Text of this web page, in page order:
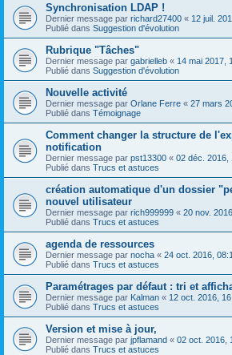
Synchronisation LDAP !
Dernier message par richard27400 « 12 juil.
Publié dans Suggestion d'évolution
Rubrique "Tâches"
Dernier message par gabrielleb « 14 mai 2017,
Publié dans Suggestion d'évolution
Nouvelle activité
Dernier message par Orlane Ferre « 27 mars
Publié dans Témoignage
Comment changer la structure de
notification
Dernier message par pst13300 « 02 déc. 2016,
Publié dans Trucs et astuces
création automatique d'un dossier
nouvel utilisateur
Dernier message par rich999999 « 20 nov.
Publié dans Trucs et astuces
agenda de ressources
Dernier message par nocha « 24 oct. 2016,
Publié dans Trucs et astuces
Paramétrages par défaut : tri et
Dernier message par Kalman « 12 oct. 2016,
Publié dans Trucs et astuces
Version et mise à jour,
Dernier message par jpflamand « 02 oct. 2016,
Publié dans Trucs et astuces